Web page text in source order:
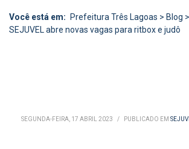
Você está em: Prefeitura Três Lagoas > Blog >
SEJUVEL abre novas vagas para ritbox e judô
SEGUNDA-FEIRA, 17 ABRIL 2023 / PUBLICADO EM